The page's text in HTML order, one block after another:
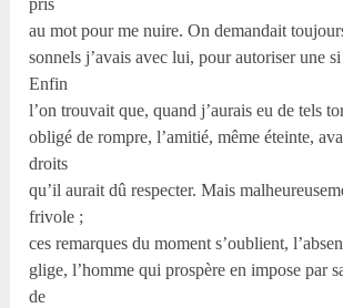
pris
au mot pour me nuire. On demandait
sonnels j’avais avec lui, pour autoriser une
Enfin
l’on trouvait que, quand j’aurais eu de tels
obligé de rompre, l’amitié, même éteinte,
droits
qu’il aurait dû respecter. Mais
frivole ;
ces remarques du moment s’oublient,
glige, l’homme qui prospère en impose par
de